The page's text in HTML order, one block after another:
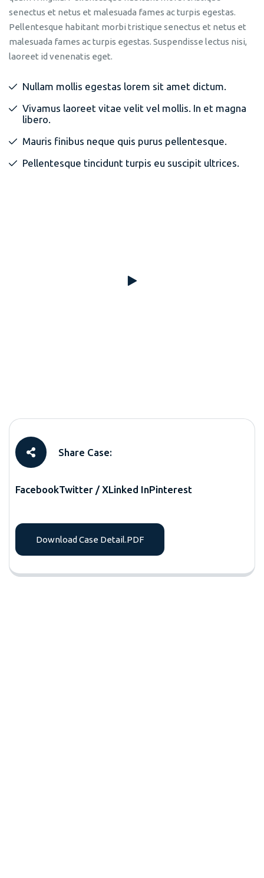
senectus et netus et malesuada fames ac turpis egestas.
Pellentesque habitant morbi tristique senectus et netus et
malesuada fames ac turpis egestas. Suspendisse lectus nisi,
laoreet id venenatis eget.
Nullam mollis egestas lorem sit amet dictum.
Vivamus laoreet vitae velit vel mollis. In et magna
libero.
Mauris finibus neque quis purus pellentesque.
Pellentesque tincidunt turpis eu suscipit ultrices.
Share Case:
FacebookTwitter / XLinked InPinterest
Download Case Detail.PDF